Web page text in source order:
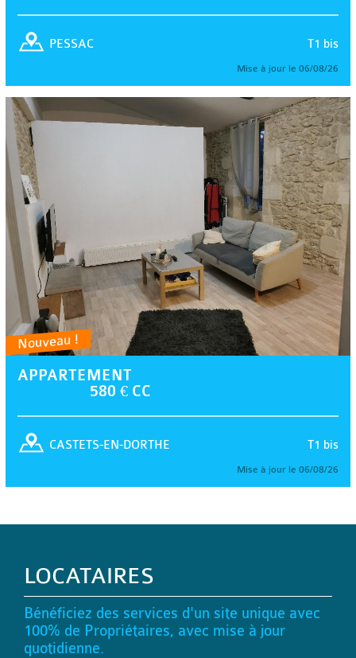
T1 bis
PESSAC
Mise à jour le 06/08/26
Nouveau !
APPARTEMENT
580 € CC
T1 bis
CASTETS-EN-DORTHE
Mise à jour le 06/08/26
LOCATAIRES
Bénéficiez des services d'un site unique avec
100% de Propriétaires, avec mise à jour
quotidienne.